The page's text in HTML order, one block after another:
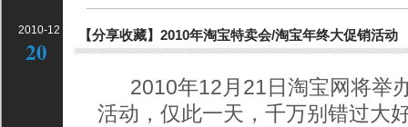
2010-12
20
【分享收藏】2010年淘宝特卖会/淘宝年终大促销活动
2010年12月21日淘宝网将举
活动，仅此一天，千万别错过大